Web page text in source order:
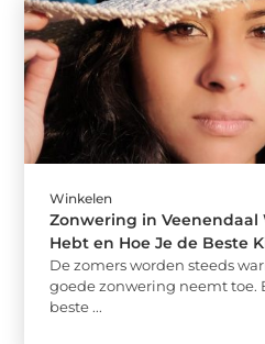
Winkelen
Zonwering in Veenendaal
Hebt en Hoe Je de Beste
De zomers worden steeds
goede zonwering neemt toe.
beste ...